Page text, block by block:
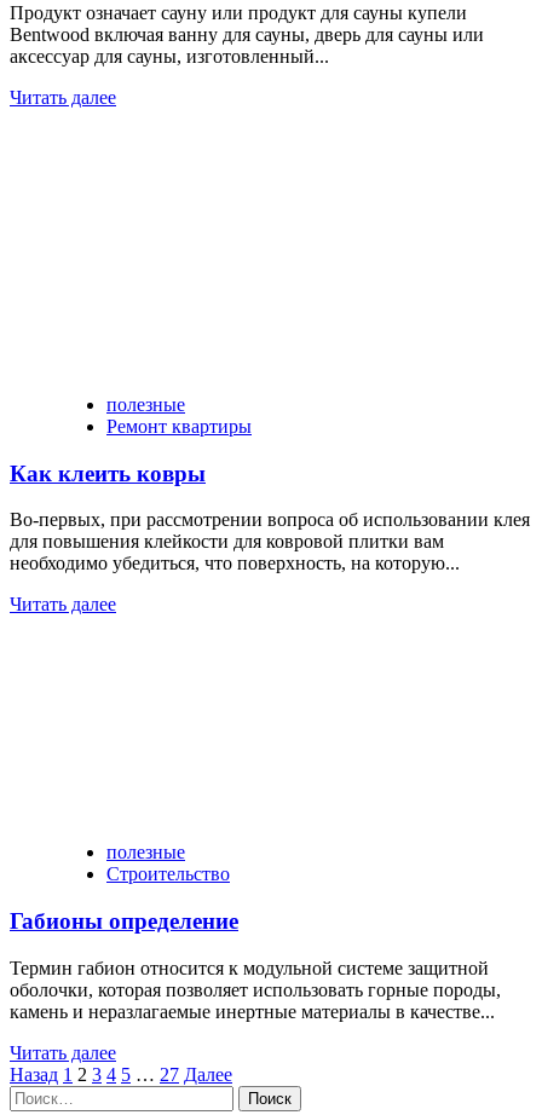
Продукт означает сауну или продукт для сауны купели
Bentwood включая ванну для сауны, дверь для сауны или
аксессуар для сауны, изготовленный...
Читать далее
полезные
Ремонт квартиры
Как клеить ковры
Во-первых, при рассмотрении вопроса об использовании клея
для повышения клейкости для ковровой плитки вам
необходимо убедиться, что поверхность, на которую...
Читать далее
полезные
Строительство
Габионы определение
Термин габион относится к модульной системе защитной
оболочки, которая позволяет использовать горные породы,
камень и неразлагаемые инертные материалы в качестве...
Читать далее
Пагинация
Назад 1 2 3 4 5 … 27 Далее
Найти: